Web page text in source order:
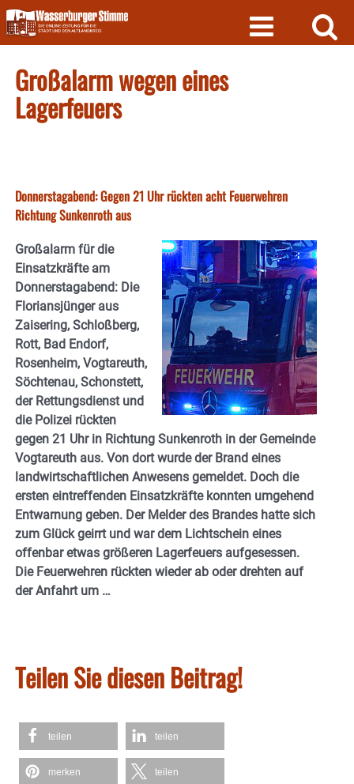
Skip
to
content
Großalarm wegen eines
Lagerfeuers
Donnerstagabend: Gegen 21 Uhr rückten acht Feuerwehren
Richtung Sunkenroth aus
Großalarm für die
Einsatzkräfte am
Donnerstagabend: Die
Floriansjünger aus
Zaisering, Schloßberg,
Rott, Bad Endorf,
Rosenheim, Vogtareuth,
Söchtenau, Schonstett,
der Rettungsdienst und
die Polizei rückten
gegen 21 Uhr in Richtung Sunkenroth in der Gemeinde
Vogtareuth aus. Von dort wurde der Brand eines
landwirtschaftlichen Anwesens gemeldet. Doch die
ersten eintreffenden Einsatzkräfte konnten umgehend
Entwarnung geben. Der Melder des Brandes hatte sich
zum Glück geirrt und war dem Lichtschein eines
offenbar etwas größeren Lagerfeuers aufgesessen.
Die Feuerwehren rückten wieder ab oder drehten auf
der Anfahrt um …
Teilen Sie diesen Beitrag!
teilen teilen
merken teilen